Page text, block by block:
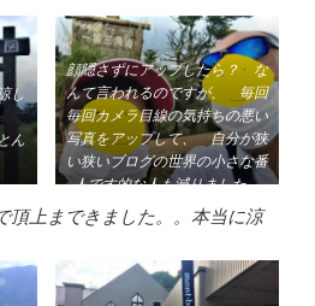
し
ん
顔隠さずにアップしたら？ な
んて言われるのですが、 毎回
毎回カメラ目線の気持ちの悪い
写真をアップして、 自分が狭
い狭いブログの世界の小さな番
人です的な人も減りました。
何より、お情け頂戴的な商業ブ
ログでもないです。煩悩のまま
この男前は 店頭で現物 を見
上まできました。。本当に涼